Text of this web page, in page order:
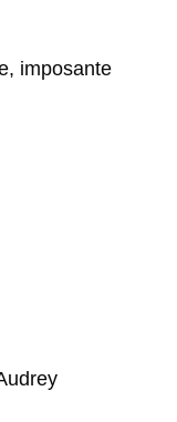
imposante